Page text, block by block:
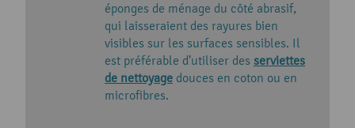
éponges de ménage du côté abrasif,
qui laisseraient des rayures bien
visibles sur les surfaces sensibles. Il
est préférable d’utiliser des serviettes
de nettoyage douces en coton ou en
microfibres.